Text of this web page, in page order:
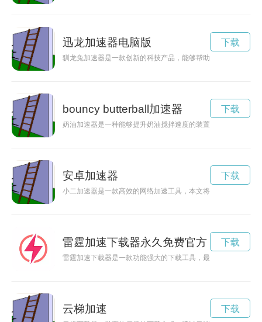
迅龙加速器电脑版
驯龙兔加速器是一款创新的科技产品，能够帮助用户提升速度
下载
bouncy butterball加速器
奶油加速器是一种能够提升奶油搅拌速度的装置，使得搅拌奶
下载
安卓加速器
小二加速器是一款高效的网络加速工具，本文将为您介绍如何
下载
雷霆加速下载器永久免费官方
雷霆加速下载器是一款功能强大的下载工具，最新版的更新进
下载
云梯加速 下载